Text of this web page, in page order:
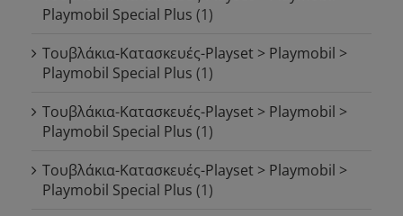
Playmobil Special Plus (1)
Τουβλάκια-Κατασκευές-Playset > Playmobil >
Playmobil Special Plus (1)
Τουβλάκια-Κατασκευές-Playset > Playmobil >
Playmobil Special Plus (1)
Τουβλάκια-Κατασκευές-Playset > Playmobil >
Playmobil Special Plus (1)